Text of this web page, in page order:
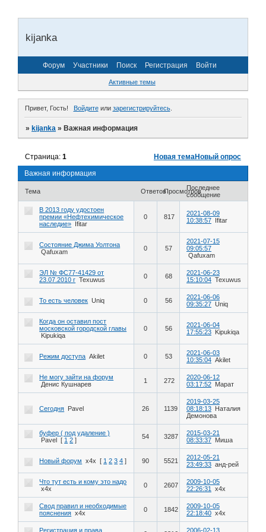
kijanka
Форум Участники Поиск Регистрация Войти
Активные темы
Привет, Гость! Войдитеили зарегистрируйтесь.
»kijanka »Важная информация
Важная информация
Страница:1 Новая темаНовый опрос
Тема ОтветовПросмотровПоследнее
сообщение
В 2013 году удостоен
премии «Нефтехимическое
наследие»
Ifitar
0 817
2021-08-09
10:38:57
Ifitar
Состояние Джима Уолтона
Qafuxam
0 57
2021-07-15
09:05:57
Qafuxam
ЭЛ № ФС77-41429 от
23.07.2010 г Texuwus 0 68
2021-06-23
15:10:04 Texuwus
То есть человек Uniq 0 56
2021-06-06
09:35:27 Uniq
Когда он оставил пост
московской городской главы
Kipukiqa
0 56
2021-06-04
17:55:23
Kipukiqa
Режим доступа Akilet 0 53
2021-06-03
10:35:04 Akilet
Не могу зайти на форум
Денис Кушнарев
1 272
2020-06-12
03:17:52 Марат
Сегодня Pavel 26 1139
2019-03-25
08:18:13
Наталия
Демонова
буфер ( под удаление )
Pavel
[ 1 2 ] 54 3287
2015-03-21
08:33:37 Миша
Новый форум x4x [ 1 2 3 4 ] 90 5521
2012-05-21
23:49:33 анд-рей
Что тут есть и кому это надо
x4x
0 2607
2009-10-05
22:26:31
x4x
Свод правил и необходимые
пояснения x4x 0 1842
2009-10-05
22:18:40 x4x
Регистрация и права 2006-02-13